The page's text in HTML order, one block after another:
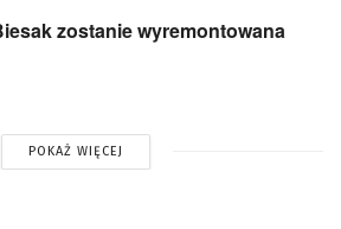
zostanie wyremontowana
POKAŻ WIĘCEJ